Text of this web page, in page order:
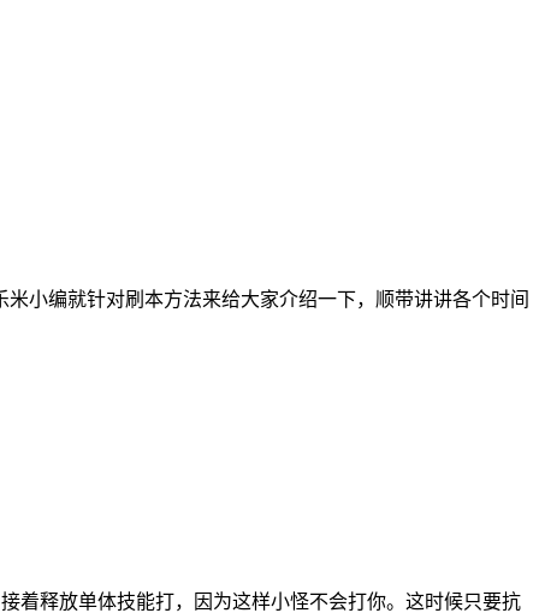
小编就针对刷本方法来给大家介绍一下，顺带讲讲各个时间
着释放单体技能打，因为这样小怪不会打你。这时候只要抗